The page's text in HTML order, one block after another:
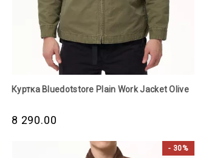
Куртка Bluedotstore Plain Work Jacket Olive
8 290.00
- 30%